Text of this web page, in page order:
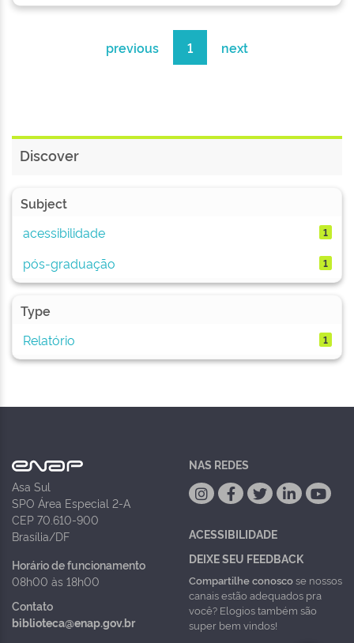
previous 1 next
Discover
Subject
acessibilidade
1
pós-graduação 1
Type
Relatório
1
Asa Sul
SPO Área Especial 2-A
CEP 70.610-900
Brasília/DF
Horário de funcionamento
08h00 às 18h00
Contato
biblioteca@enap.gov.br
NAS REDES
ACESSIBILIDADE
DEIXE SEU FEEDBACK
Compartilhe conoscose nossos
canais estão adequados pra
você? Elogios também são
super bem vindos!